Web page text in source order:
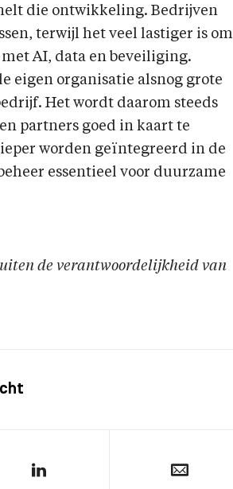
die ontwikkeling. Bedrijven
terwijl het veel lastiger is om
AI, data en beveiliging.
eigen organisatie alsnog grote
Het wordt daarom steeds
partners goed in kaart te
worden geïntegreerd in de
essentieel voor duurzame
de verantwoordelijkheid van